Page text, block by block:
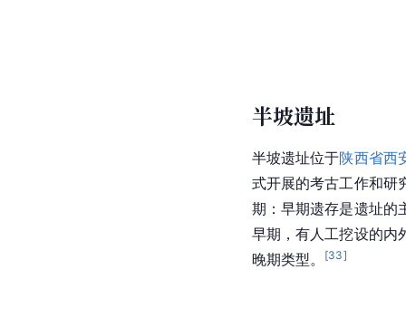
半坡遗址
半坡遗址位于陕西省西
式开展的考古工作和研
期：早期遗存是遗址的
早期，有人工挖设的内
晚期类型。
[33]